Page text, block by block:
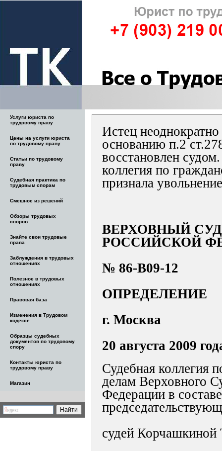
Услуги юриста по
трудовому праву
Цены на услуги юриста
по трудовому праву
Статьи по трудовому
праву
Судебная практика по
трудовым спорам
Смешное из решений
Обзоры трудовых
споров
Знайте свои трудовые
права
Заблуждения в трудовых
отношениях
Полезное в трудовых
отношениях
Правовая база
Изменения в Трудовом
кодексе
Образцы судебных
документов по трудовому
спору
Контакты юриста по
трудовому праву
Магазин
Истец
основанию п.2
восстановлен
коллегия по
признала
ВЕРХОВНЫЙ СУД
РОССИЙСКОЙ
№ 86-В09-12
ОПРЕДЕЛЕНИЕ
г. Москва
20 августа 2009
Судебная коллегия
делам Верховного
Федерации в
судей